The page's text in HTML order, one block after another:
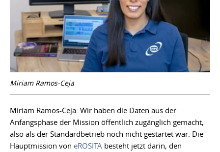
Miriam Ramos-Ceja
Miriam Ramos-Ceja: Wir haben die Daten aus der
Anfangsphase der Mission öffentlich zugänglich gemacht,
also als der Standardbetrieb noch nicht gestartet war. Die
Hauptmission von eROSITA besteht jetzt darin, den